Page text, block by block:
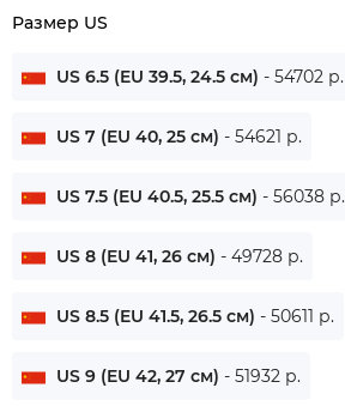
Размер US
US 6.5 (EU 39.5, 24.5 см) - 54702 р.
US 7 (EU 40, 25 см) - 54621 р.
US 7.5 (EU 40.5, 25.5 см) - 56038 р.
US 8 (EU 41, 26 см) - 49728 р.
US 8.5 (EU 41.5, 26.5 см) - 50611 р.
US 9 (EU 42, 27 см) - 51932 р.